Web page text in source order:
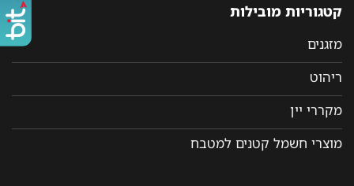
קטגוריות מובילות
מזגנים
ריהוט
מקררי יין
מוצרי חשמל קטנים למטבח